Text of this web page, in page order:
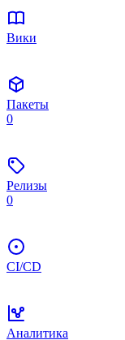
Вики
Пакеты
0
Релизы
0
CI/CD
Аналитика